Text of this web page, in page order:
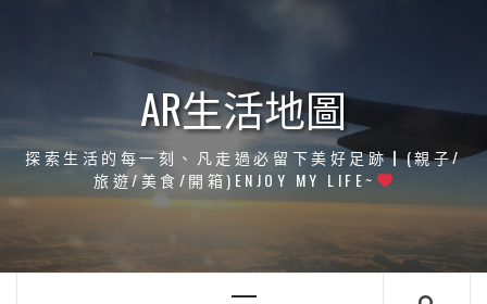
AR生活地圖
探索生活的每一刻、凡走過必留下美好足跡┃(親子/
旅遊/美食/開箱)ENJOY MY LIFE~